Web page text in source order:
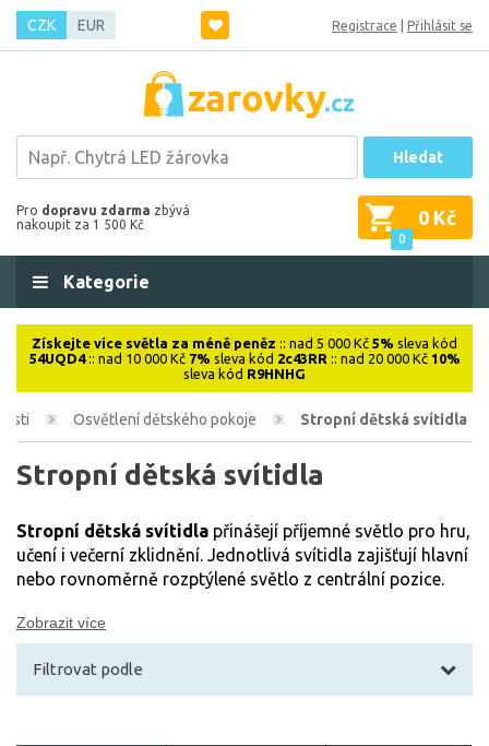
CZK EUR Registrace Přihlásit se
Hledat
Pro dopravu zdarma zbývá
nakoupit za 1 500 Kč
0
0 Kč
Kategorie
Získejte více světla za méně peněz :: nad 5 000 Kč 5% sleva kód
54UQD4:: nad 10 000 Kč 7% sleva kód 2c43RR :: nad 20 000 Kč 10%
sleva kód R9HNHG
Osvětlení dětského pokoje Stropní dětská svítidla
Stropní dětská svítidla
Stropní dětská svítidla přinášejí příjemné světlo pro hru,
učení i večerní zklidnění. Jednotlivá svítidla zajišťují hlavní
nebo rovnoměrně rozptýlené světlo z centrální pozice.
Zobrazit více
Filtrovat podle